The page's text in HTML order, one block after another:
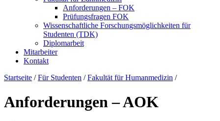
Anforderungen – FOK
Prüfungsfragen FOK
Wissenschaftliche Forschungsmöglichkeiten für
Studenten (TDK)
Diplomarbeit
Mitarbeiter
Kontakt
Startseite / Für Studenten / Fakultät für Humanmedizin /
Anforderungen – AOK